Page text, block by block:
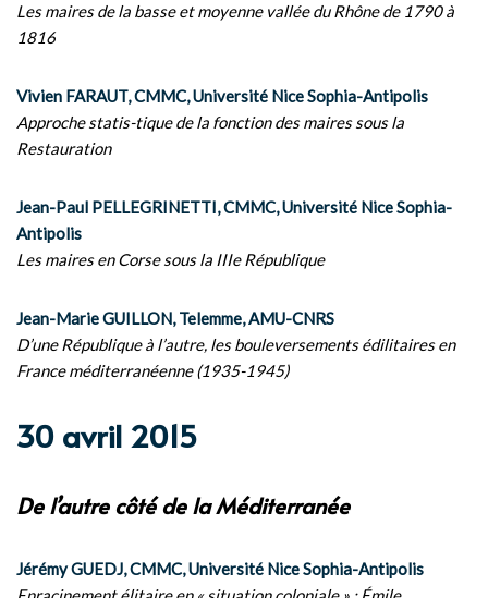
Les maires de la basse et moyenne vallée du Rhône de 1790 à
1816
Vivien FARAUT, CMMC, Université Nice Sophia-Antipolis
Approche statis-tique de la fonction des maires sous la
Restauration
Jean-Paul PELLEGRINETTI, CMMC, Université Nice Sophia-
Antipolis
Les maires en Corse sous la IIIe République
Jean-Marie GUILLON, Telemme, AMU-CNRS
D’une République à l’autre, les bouleversements édilitaires en
France méditerranéenne (1935-1945)
30 avril 2015
De l’autre côté de la Méditerranée
Jérémy GUEDJ, CMMC, Université Nice Sophia-Antipolis